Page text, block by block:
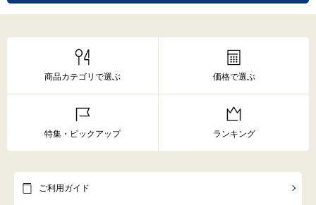
商品カテゴリで選ぶ 価格で選ぶ
特集・ピックアップ ランキング
ご利用ガイド